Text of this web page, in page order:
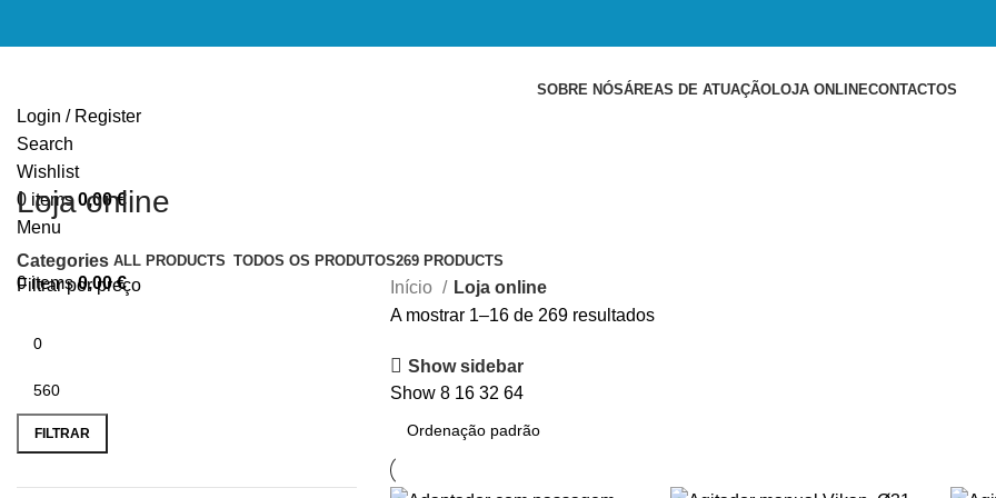
SOBRE NÓSÁREAS DE ATUAÇÃOLOJA ONLINECONTACTOS
Login / Register
Search
Wishlist
0 items 0,00€
Menu
0items 0,00€
Loja online
Categories ALL PRODUCTS TODOS OS PRODUTOS269 PRODUCTS
Filtrar por preço
Preço
mínimo
Preço
máximo
FILTRAR
Início
Loja online
A mostrar 1–16 de 269 resultados
Show sidebar
Show 8 16 32 64